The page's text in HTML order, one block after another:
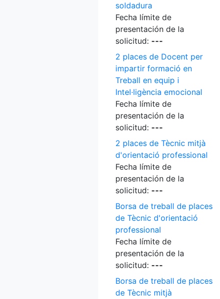
soldadura
Fecha límite de
presentación de la
solicitud: ---
2 places de Docent per
impartir formació en
Treball en equip i
Intel·ligència emocional
Fecha límite de
presentación de la
solicitud: ---
2 places de Tècnic mitjà
d'orientació professional
Fecha límite de
presentación de la
solicitud: ---
Borsa de treball de places
de Tècnic d'orientació
professional
Fecha límite de
presentación de la
solicitud: ---
Borsa de treball de places
de Tècnic mitjà